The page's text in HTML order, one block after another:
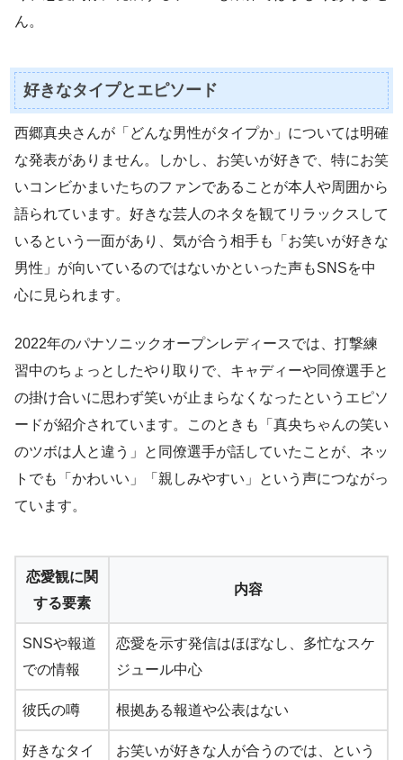
ん。
好きなタイプとエピソード
西郷真央さんが「どんな男性がタイプか」については明確
な発表がありません。しかし、お笑いが好きで、特にお笑
いコンビかまいたちのファンであることが本人や周囲から
語られています。好きな芸人のネタを観てリラックスして
いるという一面があり、気が合う相手も「お笑いが好きな
男性」が向いているのではないかといった声もSNSを中
心に見られます。
2022年のパナソニックオープンレディースでは、打撃練
習中のちょっとしたやり取りで、キャディーや同僚選手と
の掛け合いに思わず笑いが止まらなくなったというエピソ
ードが紹介されています。このときも「真央ちゃんの笑い
のツボは人と違う」と同僚選手が話していたことが、ネッ
トでも「かわいい」「親しみやすい」という声につながっ
ています。
恋愛観に関
する要素
内容
SNSや報道
での情報
恋愛を示す発信はほぼなし、多忙なスケ
ジュール中心
彼氏の噂 根拠ある報道や公表はない
好きなタイ
お笑いが好きな人が合うのでは、という